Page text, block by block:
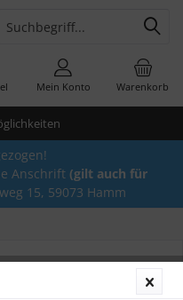
Warenkorb
Mein Konto
Anschrift (gilt auch für
15, 59073 Hamm